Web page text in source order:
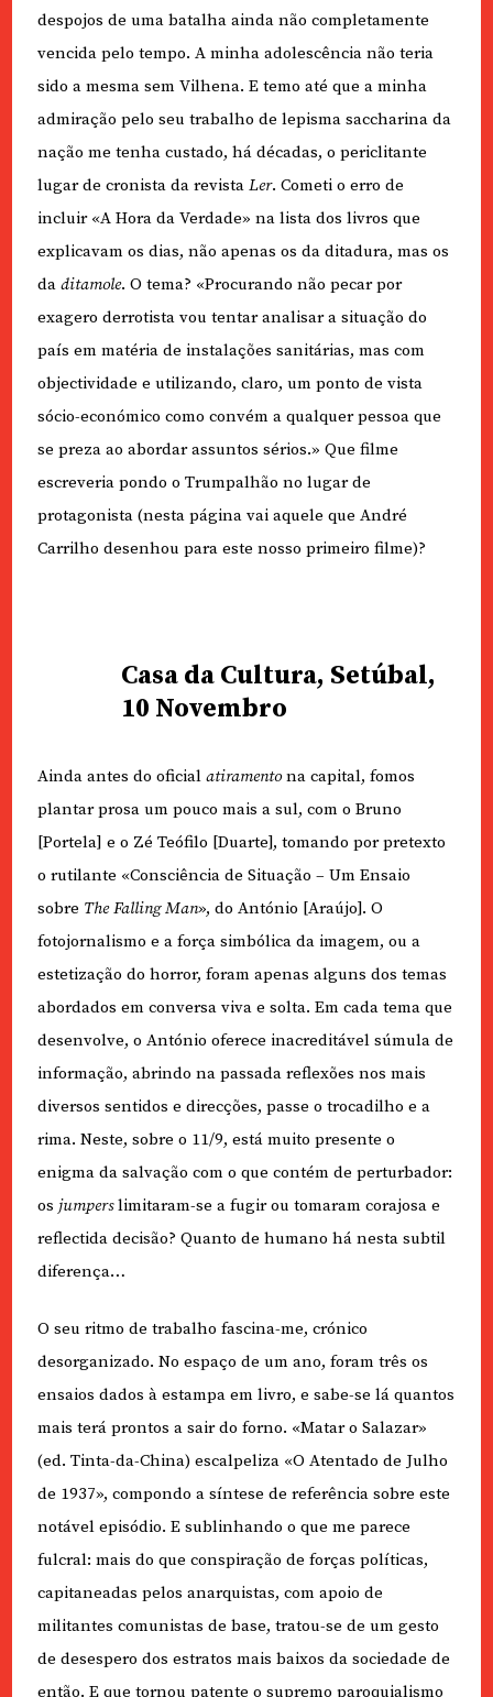
despojos de uma batalha ainda não completamente
vencida pelo tempo. A minha adolescência não teria
sido a mesma sem Vilhena. E temo até que a minha
admiração pelo seu trabalho de lepisma saccharina da
nação me tenha custado, há décadas, o periclitante
lugar de cronista da revista Ler. Cometi o erro de
incluir «A Hora da Verdade» na lista dos livros que
explicavam os dias, não apenas os da ditadura, mas os
da ditamole. O tema? «Procurando não pecar por
exagero derrotista vou tentar analisar a situação do
país em matéria de instalações sanitárias, mas com
objectividade e utilizando, claro, um ponto de vista
sócio-económico como convém a qualquer pessoa que
se preza ao abordar assuntos sérios.» Que filme
escreveria pondo o Trumpalhão no lugar de
protagonista (nesta página vai aquele que André
Carrilho desenhou para este nosso primeiro filme)?
Casa da Cultura, Setúbal,
10 Novembro
Ainda antes do oficial atiramentona capital, fomos
plantar prosa um pouco mais a sul, com o Bruno
[Portela] e o Zé Teófilo [Duarte], tomando por pretexto
o rutilante «Consciência de Situação – Um Ensaio
sobre The Falling Man», do António [Araújo]. O
fotojornalismo e a força simbólica da imagem, ou a
estetização do horror, foram apenas alguns dos temas
abordados em conversa viva e solta. Em cada tema que
desenvolve, o António oferece inacreditável súmula de
informação, abrindo na passada reflexões nos mais
diversos sentidos e direcções, passe o trocadilho e a
rima. Neste, sobre o 11/9, está muito presente o
enigma da salvação com o que contém de perturbador:
os jumperslimitaram-se a fugir ou tomaram corajosa e
reflectida decisão? Quanto de humano há nesta subtil
diferença…
O seu ritmo de trabalho fascina-me, crónico
desorganizado. No espaço de um ano, foram três os
ensaios dados à estampa em livro, e sabe-se lá quantos
mais terá prontos a sair do forno. «Matar o Salazar»
(ed. Tinta-da-China) escalpeliza «O Atentado de Julho
de 1937», compondo a síntese de referência sobre este
notável episódio. E sublinhando o que me parece
fulcral: mais do que conspiração de forças políticas,
capitaneadas pelos anarquistas, com apoio de
militantes comunistas de base, tratou-se de um gesto
de desespero dos estratos mais baixos da sociedade de
então. E que tornou patente o supremo paroquialismo